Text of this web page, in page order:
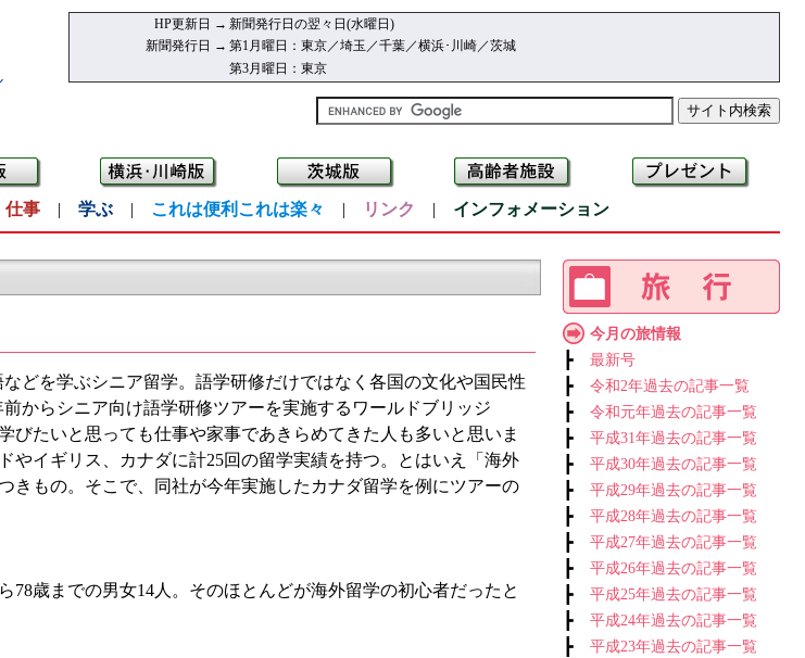
HP更新日 → 新聞発行日の翌々日(水曜日)
新聞発行日 → 第1月曜日：東京／埼玉／千葉／横浜･川崎／茨城
第3月曜日：東京
仕事 | 学ぶ | これは便利これは楽々 | リンク | インフォメーション
どを学ぶシニア留学。語学研修だけではなく各国の文化や国民性
からシニア向け語学研修ツアーを実施するワールドブリッジ
びたいと思っても仕事や家事であきらめてきた人も多いと思いま
イギリス、カナダに計25回の留学実績を持つ。とはいえ「海外
きもの。そこで、同社が今年実施したカナダ留学を例にツアーの
歳までの男女14人。そのほとんどが海外留学の初心者だったと
今月の旅情報
┣ 最新号
┣ 令和2年過去の記事一覧
┣ 令和元年過去の記事一覧
┣ 平成31年過去の記事一覧
┣ 平成30年過去の記事一覧
┣ 平成29年過去の記事一覧
┣ 平成28年過去の記事一覧
┣ 平成27年過去の記事一覧
┣ 平成26年過去の記事一覧
┣ 平成25年過去の記事一覧
┣ 平成24年過去の記事一覧
┣ 平成23年過去の記事一覧